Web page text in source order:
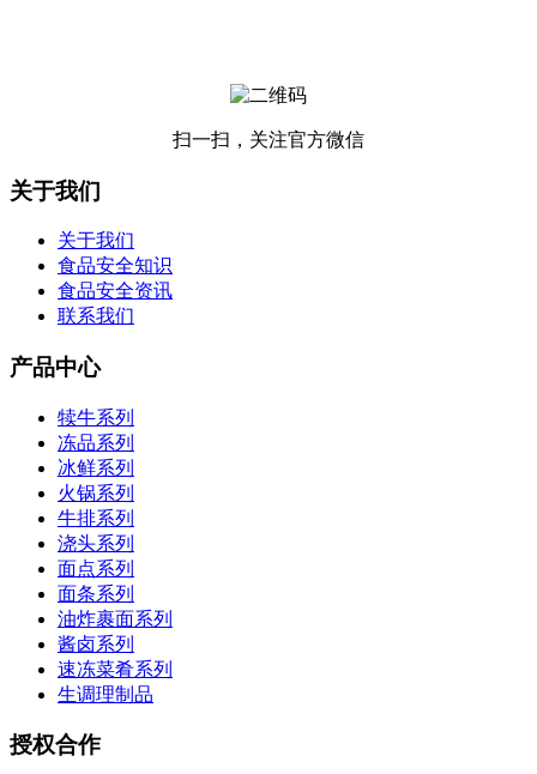
扫一扫，关注官方微信
关于我们
关于我们
食品安全知识
食品安全资讯
联系我们
产品中心
犊牛系列
冻品系列
冰鲜系列
火锅系列
牛排系列
浇头系列
面点系列
面条系列
油炸裹面系列
酱卤系列
速冻菜肴系列
生调理制品
授权合作